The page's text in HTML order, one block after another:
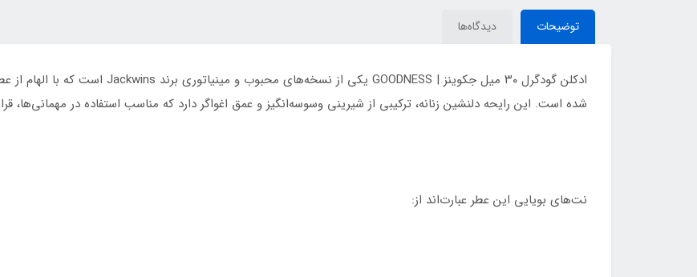
توضیحات دیدگاه‌ها
شده است. این رایحه دلنشین زنانه، ترکیبی از شیرینی وسوسه‌انگیز و عمق اغواگر دارد که مناسب استفاده در
نت‌های بویایی این عطر عبارت‌اند از: